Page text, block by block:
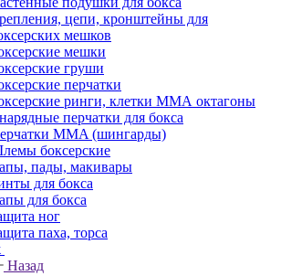
цепи, кронштейны для
мешков
мешки
груши
перчатки
ринги, клетки ММА октагоны
перчатки для бокса
MMA (шингарды)
боксерские
пады, макивары
для бокса
для бокса
ног
паха, торса
Назад